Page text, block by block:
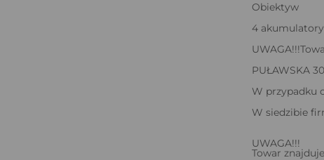
Obiektyw
4
PUŁAWSKA
W przypadku
W siedzibie
UWAGA!!!
Towar